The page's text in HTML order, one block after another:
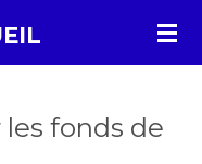
fonds de